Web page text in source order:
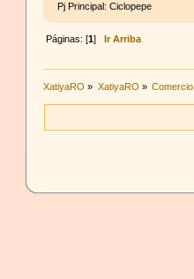
Pj Principal: Ciclopepe
Páginas: [1] Ir Arriba
XatiyaRO » XatiyaRO » Comercio